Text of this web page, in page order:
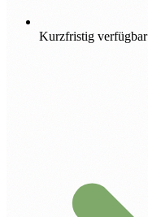
Kurzfristig verfügbar